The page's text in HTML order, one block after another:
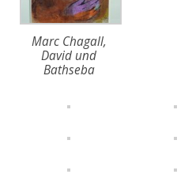
Marc Chagall,
David und
Bathseba